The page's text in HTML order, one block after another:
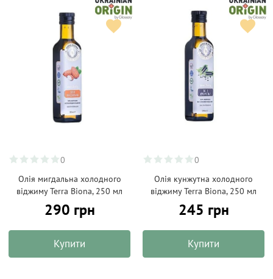
0
Oлія мигдальна холодного
віджиму Terra Biona, 250 мл
290 грн
Купити
0
Oлія кунжутна холодного
віджиму Terra Biona, 250 мл
245 грн
Купити